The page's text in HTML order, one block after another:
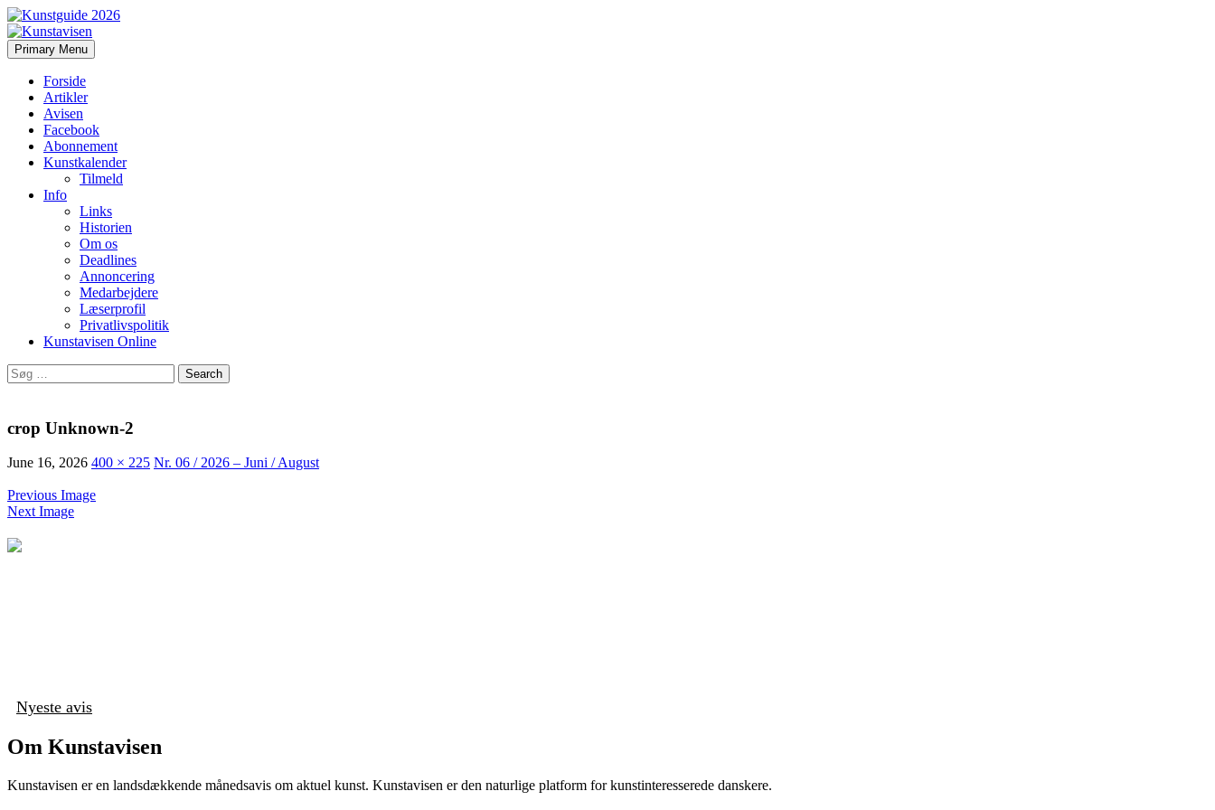
Kunstavisen
Search
Primary Menu Skip
to
Forside
Artikler
Avisen
Facebook
Abonnement
Kunstkalender
Tilmeld
Info
Links
Historien
Om os
Deadlines
Annoncering
Medarbejdere
Læserprofil
Privatlivspolitik
Kunstavisen Online
Search
for:
crop Unknown-2
June 16, 2026 400 × 225 Nr. 06 / 2026 – Juni / August
Previous Image
Next Image
Nyeste avis
Om Kunstavisen
Kunstavisen er en landsdækkende månedsavis om aktuel kunst. Kunstavisen er den naturlige platform for kunstinteresserede danskere.